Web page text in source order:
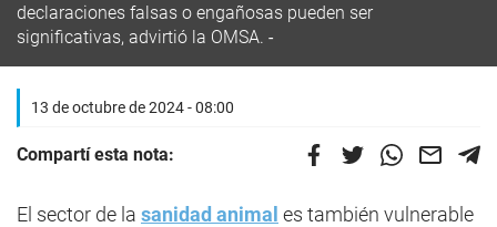
declaraciones falsas o engañosas pueden ser
significativas, advirtió la OMSA.
13 de octubre de 2024 - 08:00
Compartí esta nota:
El sector de la sanidad animal es también vulnerable